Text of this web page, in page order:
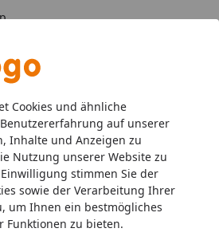
Cookies und ähnliche
auf unserer
Inhalte und Anzeigen zu
Nutzung unserer Website zu
stimmen Sie der
sowie der Verarbeitung Ihrer
um Ihnen ein bestmögliches
Funktionen zu bieten.
und finden Sie passende